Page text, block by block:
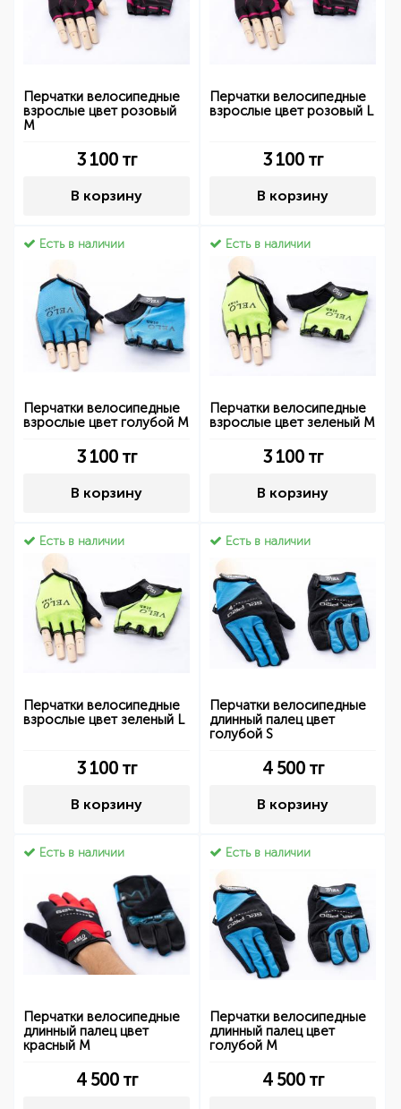
Перчатки велосипедные
взрослые цвет розовый
M
3 100тг
В корзину
Перчатки велосипедные
взрослые цвет розовый L
3 100тг
В корзину
Есть в наличии
Перчатки велосипедные
взрослые цвет голубой M
3 100тг
В корзину
Есть в наличии
Перчатки велосипедные
взрослые цвет зеленый M
3 100тг
В корзину
Есть в наличии
Перчатки велосипедные
взрослые цвет зеленый L
3 100тг
В корзину
Есть в наличии
Перчатки велосипедные
длинный палец цвет
голубой S
4 500тг
В корзину
Есть в наличии
Перчатки велосипедные
длинный палец цвет
красный M
4 500тг
Есть в наличии
Перчатки велосипедные
длинный палец цвет
голубой M
4 500тг